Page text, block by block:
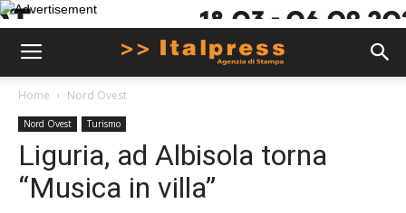
Home Nord Ovest
Nord Ovest Turismo
Liguria, ad Albisola torna
“Musica in villa”